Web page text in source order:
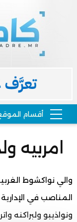
امربيه
المناصب في
ونواذيبو ولبراكنه